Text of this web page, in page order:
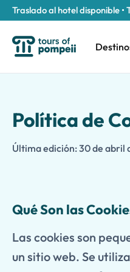
Traslado al hotel disponible •
Política de
Última edición: 30 de abril
Qué Son las
Las cookies son
un sitio web. Se